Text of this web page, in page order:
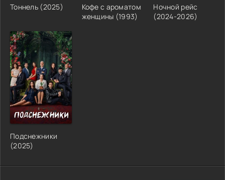
Тоннель (2025)
Кофе с ароматом
женщины (1993)
Ночной рейс
(2024-2026)
Подснежники
(2025)